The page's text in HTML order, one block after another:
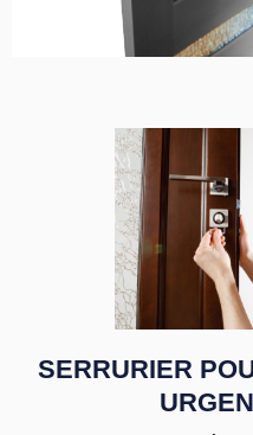
SERRURIER